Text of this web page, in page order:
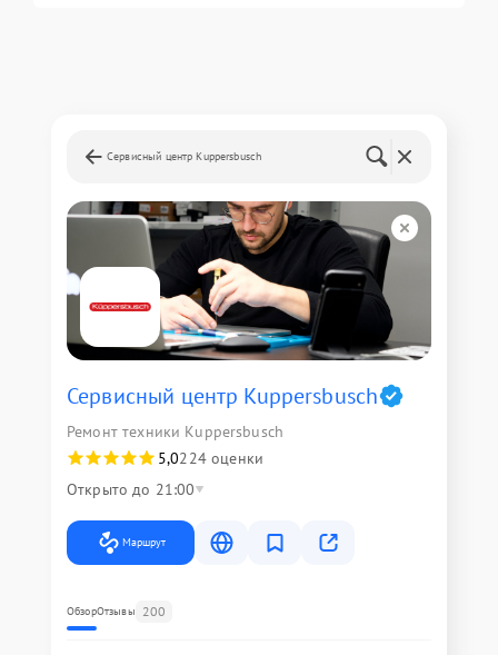
Сервисный центр Kuppersbusch
Сервисный центр Kuppersbusch
Ремонт техники Kuppersbusch
5,0224 оценки
Открыто до 21:00
Маршрут
ОбзорОтзывы 200